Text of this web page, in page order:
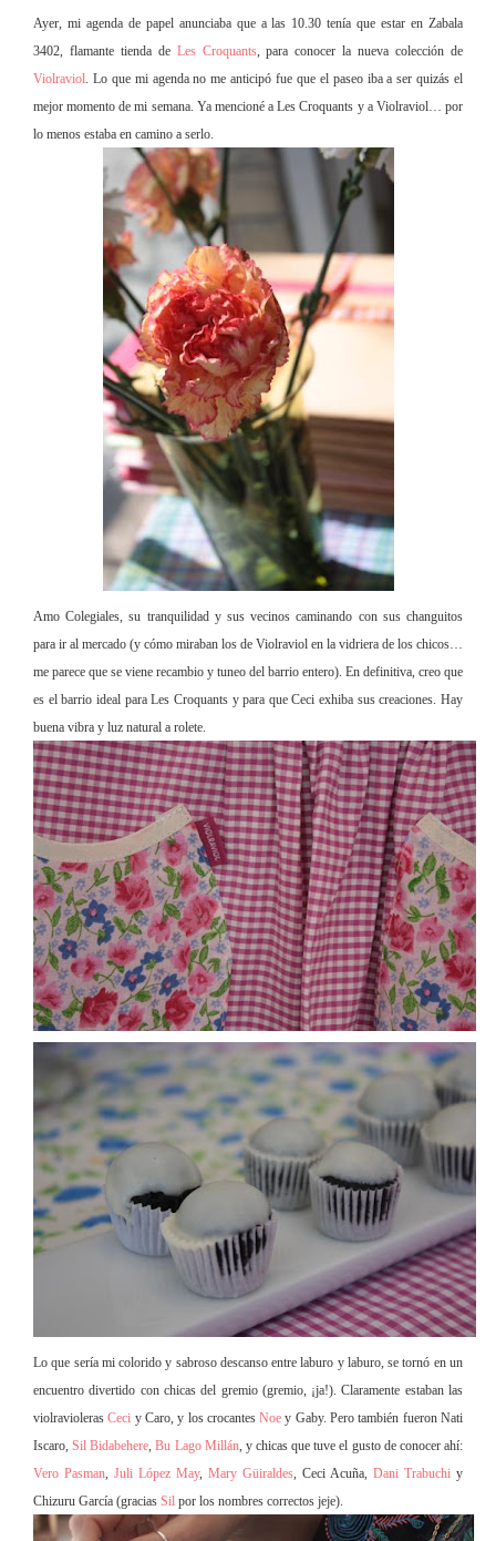
Ayer, mi agenda de papel anunciaba que a las 10.30 tenía que estar en Zabala
3402, flamante tienda de Les Croquants, para conocer la nueva colección de
Violraviol. Lo que mi agenda no me anticipó fue que el paseo iba a ser quizás el
mejor momento de mi semana. Ya mencioné a Les Croquants y a Violraviol… por
lo menos estaba en camino a serlo.
Amo Colegiales, su tranquilidad y sus vecinos caminando con sus changuitos
para ir al mercado (y cómo miraban los de Violraviol en la vidriera de los chicos…
me parece que se viene recambio y tuneo del barrio entero). En definitiva, creo que
es el barrio ideal para Les Croquants y para que Ceci exhiba sus creaciones. Hay
buena vibra y luz natural a rolete.
Lo que sería mi colorido y sabroso descanso entre laburo ylaburo,se tornó en un
encuentro divertido con chicas del gremio (gremio, ¡ja!). Claramente estaban las
violraviolerasCeci y Caro, y los crocantesNoe y Gaby. Pero también fueron Nati
Iscaro,Sil Bidabehere,Bu Lago Millán, y chicas que tuve el gusto de conocer ahí:
Vero Pasman, Juli López May, Mary Güiraldes, Ceci Acuña, Dani Trabuchi y
Chizuru García (gracias Sil por los nombres correctos jeje).